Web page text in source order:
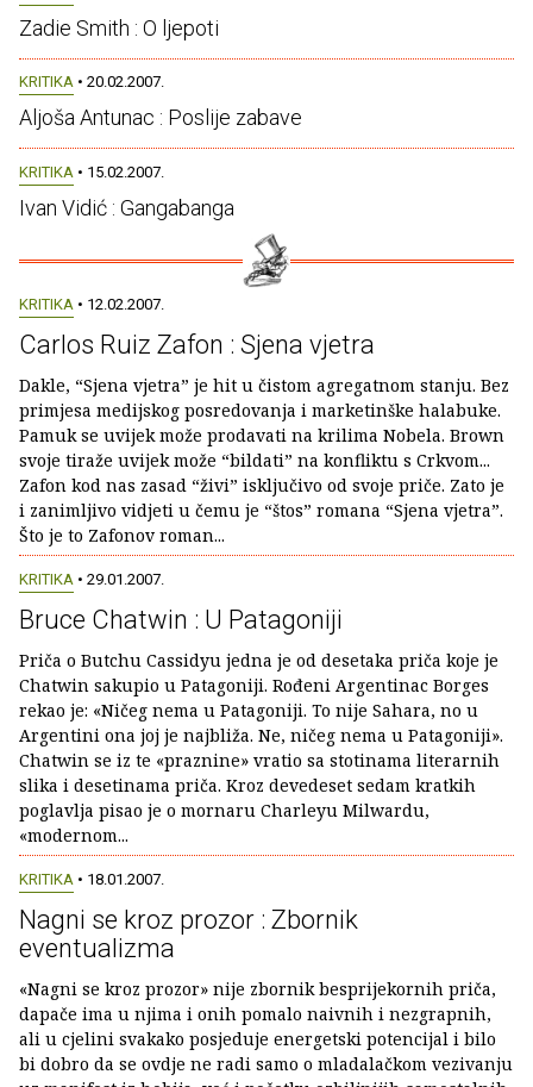
Zadie Smith : O ljepoti
KRITIKA • 20.02.2007.
Aljoša Antunac : Poslije zabave
KRITIKA • 15.02.2007.
Ivan Vidić : Gangabanga
KRITIKA • 12.02.2007.
Carlos Ruiz Zafon : Sjena vjetra
Dakle, “Sjena vjetra” je hit u čistom agregatnom stanju. Bez
primjesa medijskog posredovanja i marketinške halabuke.
Pamuk se uvijek može prodavati na krilima Nobela. Brown
svoje tiraže uvijek može “bildati” na konfliktu s Crkvom...
Zafon kod nas zasad “živi” isključivo od svoje priče. Zato je
i zanimljivo vidjeti u čemu je “štos” romana “Sjena vjetra”.
Što je to Zafonov roman...
KRITIKA • 29.01.2007.
Bruce Chatwin : U Patagoniji
Priča o Butchu Cassidyu jedna je od desetaka priča koje je
Chatwin sakupio u Patagoniji. Rođeni Argentinac Borges
rekao je: «Ničeg nema u Patagoniji. To nije Sahara, no u
Argentini ona joj je najbliža. Ne, ničeg nema u Patagoniji».
Chatwin se iz te «praznine» vratio sa stotinama literarnih
slika i desetinama priča. Kroz devedeset sedam kratkih
poglavlja pisao je o mornaru Charleyu Milwardu,
«modernom...
KRITIKA • 18.01.2007.
Nagni se kroz prozor : Zbornik
eventualizma
«Nagni se kroz prozor» nije zbornik besprijekornih priča,
dapače ima u njima i onih pomalo naivnih i nezgrapnih,
ali u cjelini svakako posjeduje energetski potencijal i bilo
bi dobro da se ovdje ne radi samo o mladalačkom vezivanju